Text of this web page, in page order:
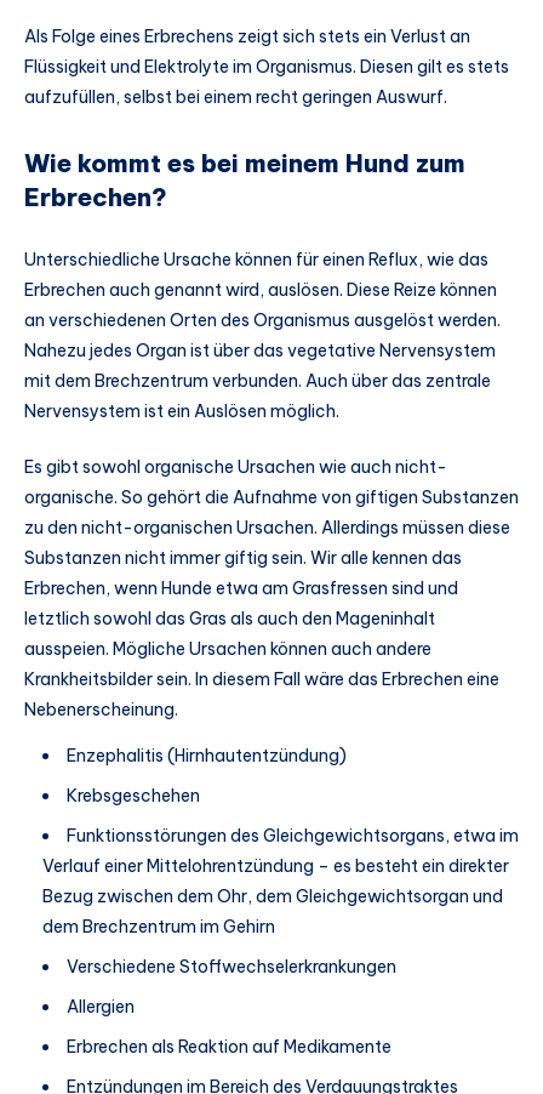
Als Folge eines Erbrechens zeigt sich stets ein Verlust an
Flüssigkeit und Elektrolyte im Organismus. Diesen gilt es stets
aufzufüllen, selbst bei einem recht geringen Auswurf.
Wie kommt es bei meinem Hund zum
Erbrechen?
Unterschiedliche Ursache können für einen Reflux, wie das
Erbrechen auch genannt wird, auslösen. Diese Reize können
an verschiedenen Orten des Organismus ausgelöst werden.
Nahezu jedes Organ ist über das vegetative Nervensystem
mit dem Brechzentrum verbunden. Auch über das zentrale
Nervensystem ist ein Auslösen möglich.
Es gibt sowohl organische Ursachen wie auch nicht-
organische. So gehört die Aufnahme von giftigen Substanzen
zu den nicht-organischen Ursachen. Allerdings müssen diese
Substanzen nicht immer giftig sein. Wir alle kennen das
Erbrechen, wenn Hunde etwa am Grasfressen sind und
letztlich sowohl das Gras als auch den Mageninhalt
ausspeien. Mögliche Ursachen können auch andere
Krankheitsbilder sein. In diesem Fall wäre das Erbrechen eine
Nebenerscheinung.
Enzephalitis (Hirnhautentzündung)
Krebsgeschehen
Funktionsstörungen des Gleichgewichtsorgans, etwa im
Verlauf einer Mittelohrentzündung – es besteht ein direkter
Bezug zwischen dem Ohr, dem Gleichgewichtsorgan und
dem Brechzentrum im Gehirn
Verschiedene Stoffwechselerkrankungen
Allergien
Erbrechen als Reaktion auf Medikamente
Entzündungen im Bereich des Verdauungstraktes